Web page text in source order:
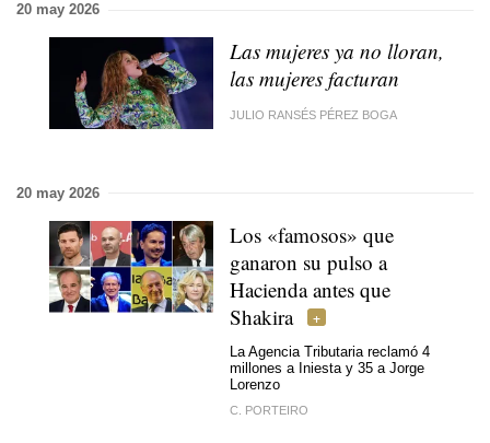
20 may 2026
Las mujeres ya no lloran,
las mujeres facturan
JULIO RANSÉS PÉREZ BOGA
20 may 2026
Los «famosos» que
ganaron su pulso a
Hacienda antes que
Shakira
La Agencia Tributaria reclamó 4
millones a Iniesta y 35 a Jorge
Lorenzo
C. PORTEIRO